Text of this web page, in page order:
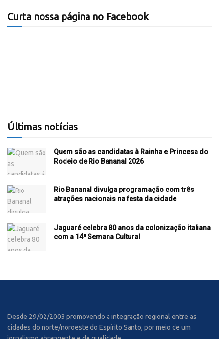
Curta nossa página no Facebook
Últimas notícias
Quem são as candidatas à Rainha e Princesa do
Rodeio de Rio Bananal 2026
Rio Bananal divulga programação com três
atrações nacionais na festa da cidade
Jaguaré celebra 80 anos da colonização italiana
com a 14ª Semana Cultural
Desde 29/02/2003 promovendo a integração regional entre as
cidades do norte/noroeste do Espírito Santo, por meio de um